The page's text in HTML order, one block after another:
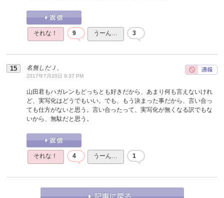
それな！ 9 うーん… 3
名無しだＪ、
2017年7月20日 9:37 PM
山田君もハガレンもどっちとも好きだから、あまり何も言えないけれ
ど、実写化はどうでもいい。でも、もう決まった事だから、言い合っ
ても仕方がないと思う。言い合ったって、実写化が無くなる訳でもな
いから、無駄だと思う。
それな！ 4 うーん… 1